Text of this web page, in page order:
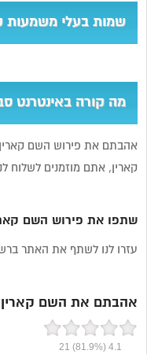
שמות בעלי משמעות
מה קורה באינטרנט
אהבתם את פירוש השם
קארין, אתם מוזמנים לשלוח
שתפו את פירוש השם
עזרו לנו לשתף את האתר
אהבתם את השם
4.1
(81.9%)
21